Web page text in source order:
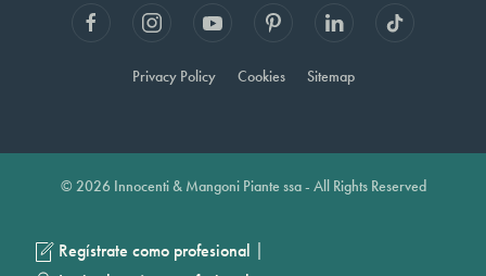
Privacy Policy Cookies Sitemap
© 2026 Innocenti & Mangoni Piante ssa - All Rights Reserved
Regístrate como profesional |